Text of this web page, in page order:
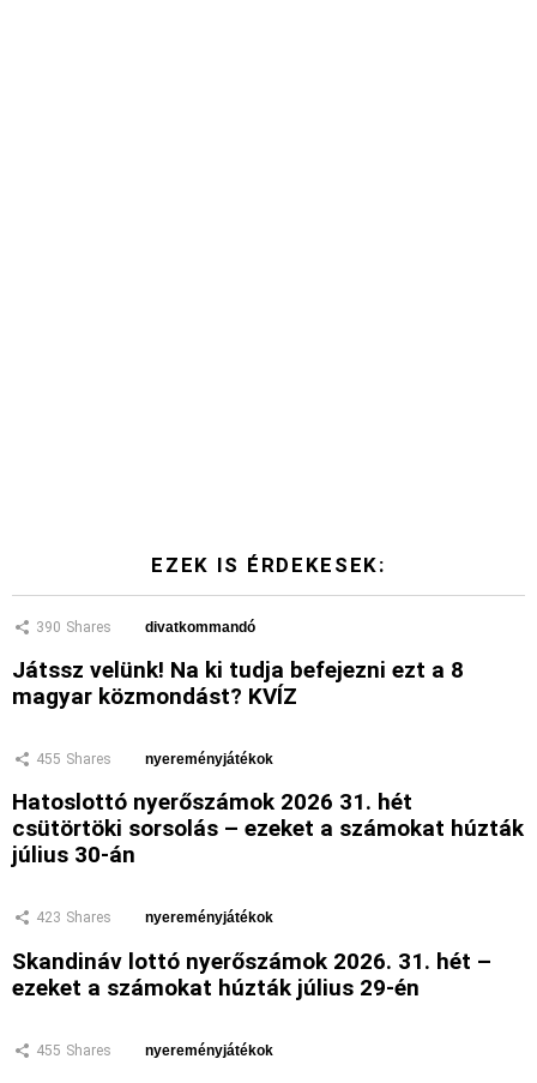
EZEK IS ÉRDEKESEK:
390 Shares divatkommandó
Játssz velünk! Na ki tudja befejezni ezt a 8
magyar közmondást? KVÍZ
455 Shares nyereményjátékok
Hatoslottó nyerőszámok 2026 31. hét
csütörtöki sorsolás – ezeket a számokat húzták
július 30-án
423 Shares nyereményjátékok
Skandináv lottó nyerőszámok 2026. 31. hét –
ezeket a számokat húzták július 29-én
455 Shares nyereményjátékok